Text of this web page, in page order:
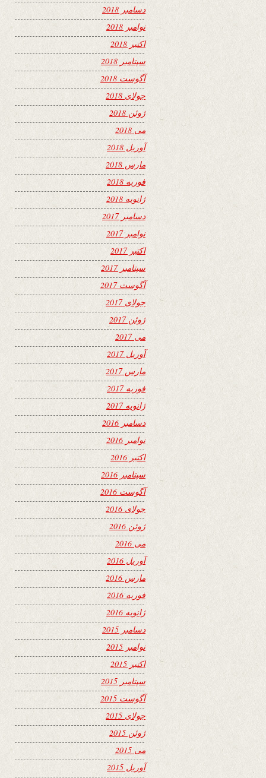
دسامبر 2018
نوامبر 2018
اکتبر 2018
سپتامبر 2018
آگوست 2018
جولای 2018
ژوئن 2018
می 2018
آوریل 2018
مارس 2018
فوریه 2018
ژانویه 2018
دسامبر 2017
نوامبر 2017
اکتبر 2017
سپتامبر 2017
آگوست 2017
جولای 2017
ژوئن 2017
می 2017
آوریل 2017
مارس 2017
فوریه 2017
ژانویه 2017
دسامبر 2016
نوامبر 2016
اکتبر 2016
سپتامبر 2016
آگوست 2016
جولای 2016
ژوئن 2016
می 2016
آوریل 2016
مارس 2016
فوریه 2016
ژانویه 2016
دسامبر 2015
نوامبر 2015
اکتبر 2015
سپتامبر 2015
آگوست 2015
جولای 2015
ژوئن 2015
می 2015
آوریل 2015